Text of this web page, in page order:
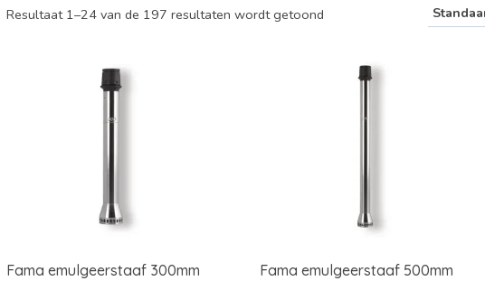
Resultaat 1–24 van de 197 resultaten wordt getoond
Fama emulgeerstaaf 300mm Fama emulgeerstaaf 500mm